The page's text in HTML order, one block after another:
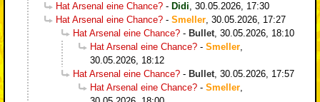
Hat Arsenal eine Chance? - Didi, 30.05.2026, 17:30
Hat Arsenal eine Chance? - Smeller, 30.05.2026, 17:27
Hat Arsenal eine Chance? - Bullet, 30.05.2026, 18:10
Hat Arsenal eine Chance? - Smeller,
30.05.2026, 18:12
Hat Arsenal eine Chance? - Bullet, 30.05.2026, 17:57
Hat Arsenal eine Chance? - Smeller,